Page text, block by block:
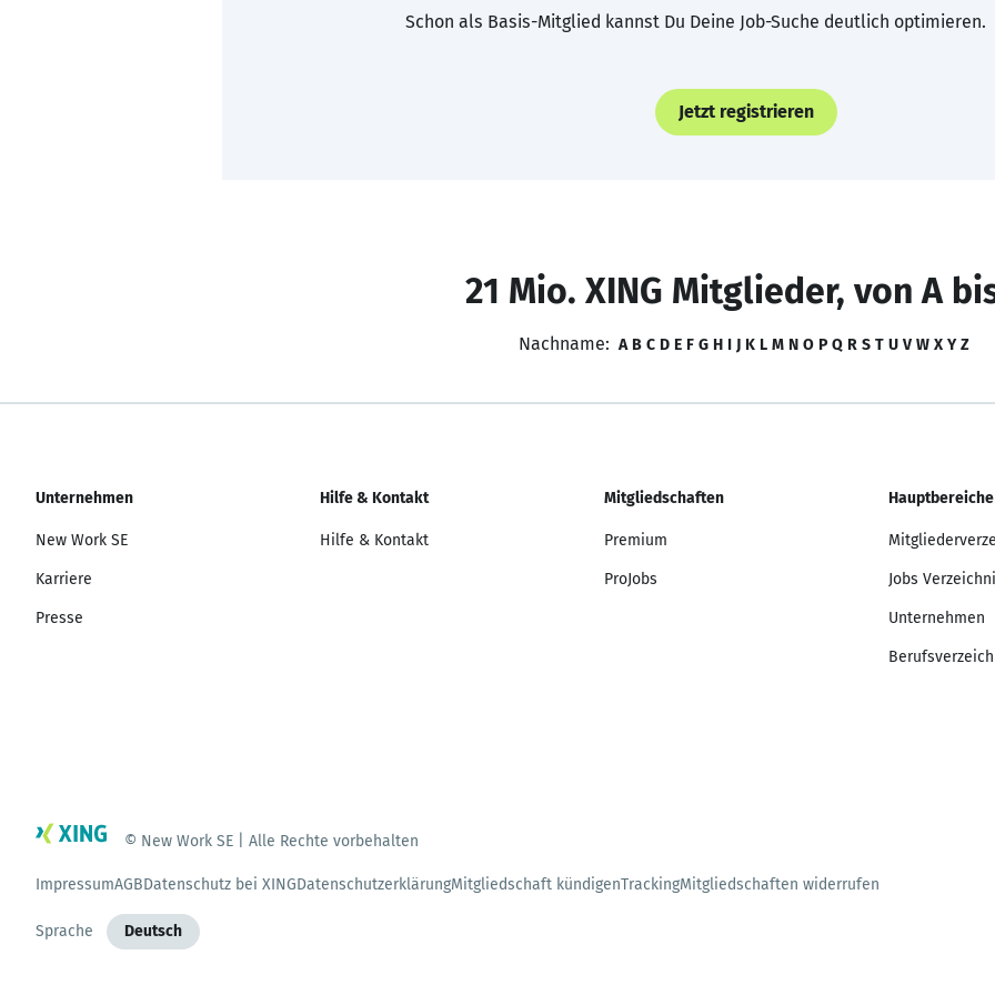
Schon als Basis-Mitglied kannst Du Deine Job-Suche deutlich optimieren.
Jetzt registrieren
21 Mio. XING Mitglieder, von A
Nachname: A B C D E F G H I J K L M N O P Q R S T U V W X Y Z
Unternehmen
New Work SE
Karriere
Presse
Hilfe & Kontakt
Hilfe & Kontakt
Mitgliedschaften
Premium
ProJobs
Hauptbereiche
Jobs
Unternehmen
© New Work SE | Alle Rechte vorbehalten
ImpressumAGBDatenschutz bei XINGDatenschutzerklärungMitgliedschaft kündigenTrackingMitgliedschaften widerrufen
Sprache Deutsch